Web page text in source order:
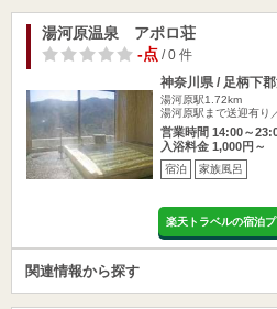
湯河原温泉 アポロ荘
-点 / 0 件
神奈川県 / 足柄下
湯河原駅1.72km
湯河原駅まで送迎有り
営業時間 14:00～
入浴料金 1,000円～
宿泊 家族風呂
楽天トラベルの宿泊
関連情報から探す